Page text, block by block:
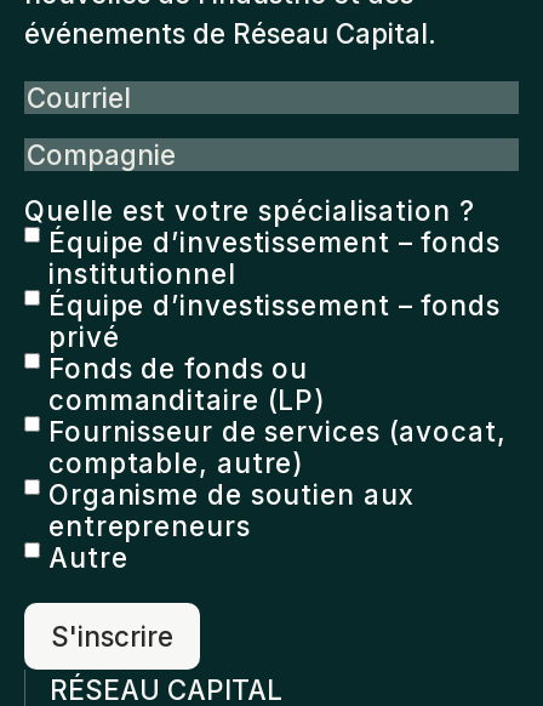
événements de Réseau Capital.
Courriel
Compagnie
Quelle est votre spécialisation ?
Équipe d’investissement – fonds
institutionnel
Équipe d’investissement – fonds
privé
Fonds de fonds ou
commanditaire (LP)
Fournisseur de services (avocat,
comptable, autre)
Organisme de soutien aux
entrepreneurs
Autre
RÉSEAU CAPITAL